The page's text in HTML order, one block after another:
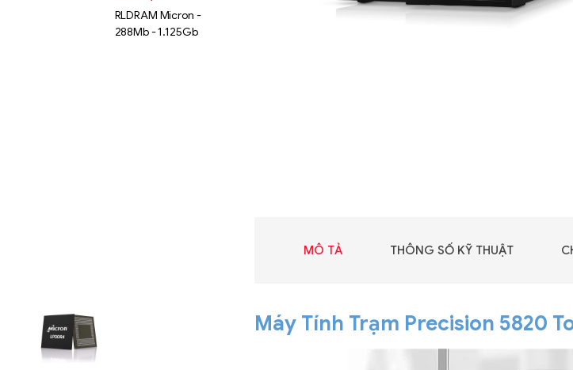
MÔ TẢ THÔNG SỐ KỸ THUẬT
Máy Tính Trạm Precision 5820
RLDRAM Micron -
288Mb - 1.125Gb
SK hynix - DRAM -
GDDR - GDDR6
GIGABYTE